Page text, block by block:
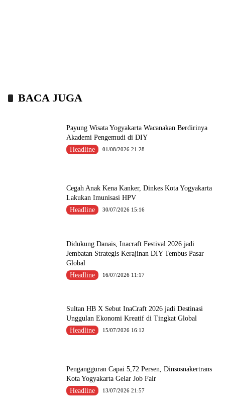
BACA JUGA
Payung Wisata Yogyakarta Wacanakan Berdirinya
Akademi Pengemudi di DIY
Headline
01/08/2026 21:28
Cegah Anak Kena Kanker, Dinkes Kota Yogyakarta
Lakukan Imunisasi HPV
Headline
30/07/2026 15:16
Didukung Danais, Inacraft Festival 2026 jadi
Jembatan Strategis Kerajinan DIY Tembus Pasar
Global
Headline
16/07/2026 11:17
Sultan HB X Sebut InaCraft 2026 jadi Destinasi
Unggulan Ekonomi Kreatif di Tingkat Global
Headline
15/07/2026 16:12
Pengangguran Capai 5,72 Persen, Dinsosnakertrans
Kota Yogyakarta Gelar Job Fair
Headline
13/07/2026 21:57